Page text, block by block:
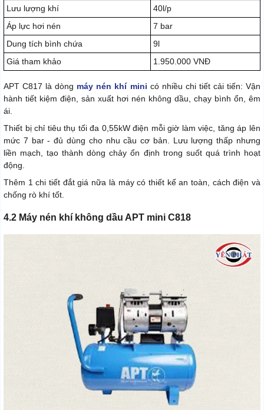
Lưu lượng khí
40l/p
Áp lực hơi nén
7 bar
Dung tích bình chứa
9l
Giá tham khảo
1.950.000 VNĐ
APT C817 là dòng máy nén khí mini có nhiều chi tiết cải tiến: Vận
hành tiết kiệm điện, sản xuất hơi nén không dầu, chạy bình ổn, êm
ái.
Thiết bị chỉ tiêu thụ tối đa 0,55kW điện mỗi giờ làm việc, tăng áp lên
mức 7 bar - đủ dùng cho nhu cầu cơ bản. Lưu lượng thấp nhưng
liền mạch, tạo thành dòng chảy ổn định trong suốt quá trình hoạt
động.
Thêm 1 chi tiết đắt giá nữa là máy có thiết kế an toàn, cách điện và
chống rò khí tốt.
4.2 Máy nén khí không dầu APT mini C818